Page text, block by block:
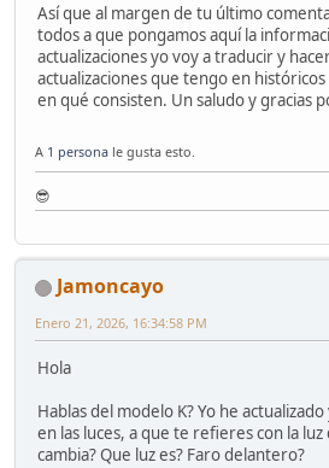
Así que al margen de tu último
todos a que pongamos aquí la
actualizaciones yo voy a traducir y
actualizaciones que tengo en
en qué consisten. Un saludo y gracias
A 1 persona le gusta esto.
😎
Jamoncayo
Enero 21, 2026, 16:34:58 PM
Hola
Hablas del modelo K? Yo he
en las luces, a que te refieres con la
cambia? Que luz es? Faro delantero?